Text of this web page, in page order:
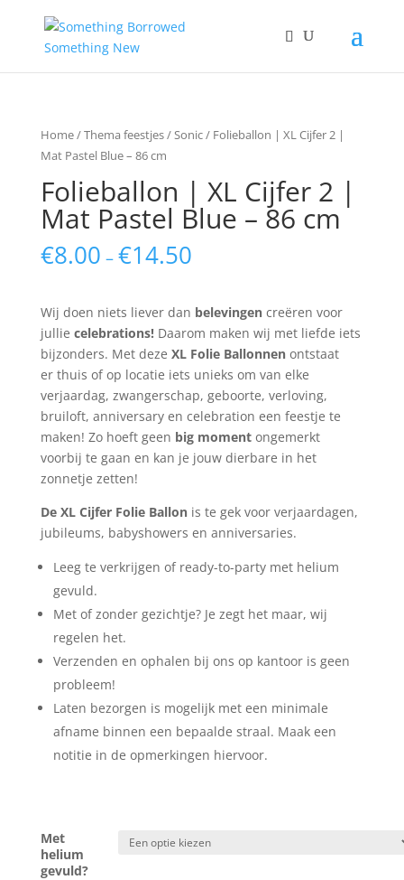
Home/Thema feestjes/Sonic/ Folieballon | XL Cijfer 2 |
Mat Pastel Blue – 86 cm
Folieballon | XL Cijfer 2 |
Mat Pastel Blue – 86 cm
€8.00 – €14.50
Wij doen niets liever dan belevingencreëren voor
jullie celebrations!Daarom maken wij met liefde iets
bijzonders. Met deze XL Folie Ballonnenontstaat
er thuis of op locatie iets unieks om van elke
verjaardag, zwangerschap, geboorte, verloving,
bruiloft, anniversary en celebration een feestje te
maken! Zo hoeft geen big momentongemerkt
voorbij te gaan en kan je jouw dierbare in het
zonnetje zetten!
De XL Cijfer Folie Ballon is te gek voor verjaardagen,
jubileums, babyshowers en anniversaries.
Leeg te verkrijgen of ready-to-party met helium
gevuld.
Met of zonder gezichtje? Je zegt het maar, wij
regelen het.
Verzenden en ophalen bij ons op kantoor is geen
probleem!
Laten bezorgen is mogelijk met een minimale
afname binnen een bepaalde straal. Maak een
notitie in de opmerkingen hiervoor.
Met
helium
gevuld?